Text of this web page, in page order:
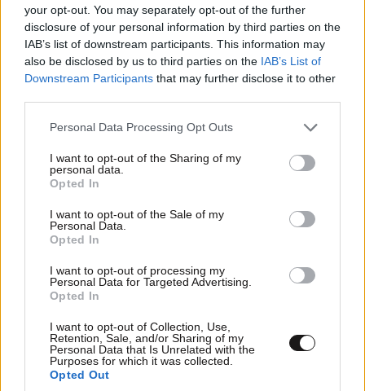
your opt-out. You may separately opt-out of the further
disclosure of your personal information by third parties on the
IAB’s list of downstream participants. This information may
also be disclosed by us to third parties on the IAB’s List of
Downstream Participants that may further disclose it to other
Please note that this website/app uses one or more Google
not limited to your visit or usage behaviour. You may click to
grant or deny consent to Google and its third-party tags to
use your data for below specified purposes in below Google
consent section.
Personal Data Processing Opt Outs
I want to opt-out of the Sharing of my
personal data.
Opted In
I want to opt-out of the Sale of my
Personal Data.
Opted In
I want to opt-out of processing my
Personal Data for Targeted Advertising.
Opted In
I want to opt-out of Collection, Use,
Retention, Sale, and/or Sharing of my
Personal Data that Is Unrelated with the
Purposes for which it was collected.
Opted Out
ωχ ωχ ωχ απονωρις στα βασανα τα γαυρακια!!! ωχ ωχ
ωχ παω να ραφτω!! ερχεται το 8ο!!!
Φουρνιε και Μακισικ 😂😂😂
aaaaaaa 17·07·2025 14:54
διαμετρος ειναι αρκετα μεγαλη
Απαντήστε